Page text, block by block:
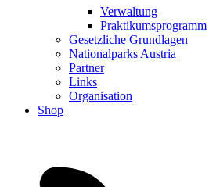
Verwaltung
Praktikumsprogramm
Gesetzliche Grundlagen
Nationalparks Austria
Partner
Links
Organisation
Shop